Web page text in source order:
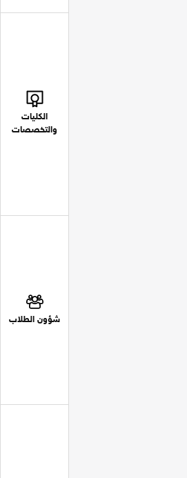
الكليات
والتخصصات
شؤون الطلاب